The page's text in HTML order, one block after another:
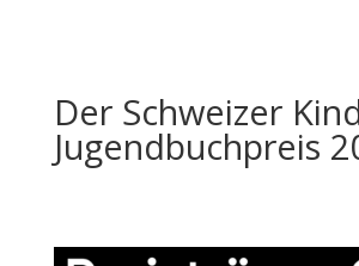
Der Schweizer
Jugendbuchpreis